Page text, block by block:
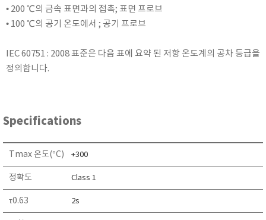
OCEANUS
OKANO WORKS
PEAK TECH
RION
SaveCoat
Schaller (Humimeter)
SENSECA
Sensortechnikk Meinsberg
• 200 ℃의 금속 표면과의 접촉; 표면 프로브
• 100 ℃의 공기 온도에서 ; 공기 프로브
IEC 60751 : 2008 표준은 다음 표에 요약 된 저항 온도계의 공차 등급을
정의합니다.
Specifications
Tmax 온도(°C) +300
정확도 Class 1
τ0.63 2s